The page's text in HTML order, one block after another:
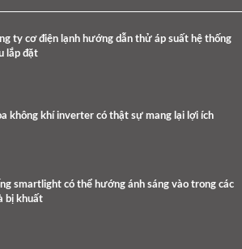
ty cơ điện lạnh hướng dẫn thử áp suất hệ thống
lắp đặt
không khí inverter có thật sự mang lại lợi ích
smartlight có thể hướng ánh sáng vào trong các
bị khuất